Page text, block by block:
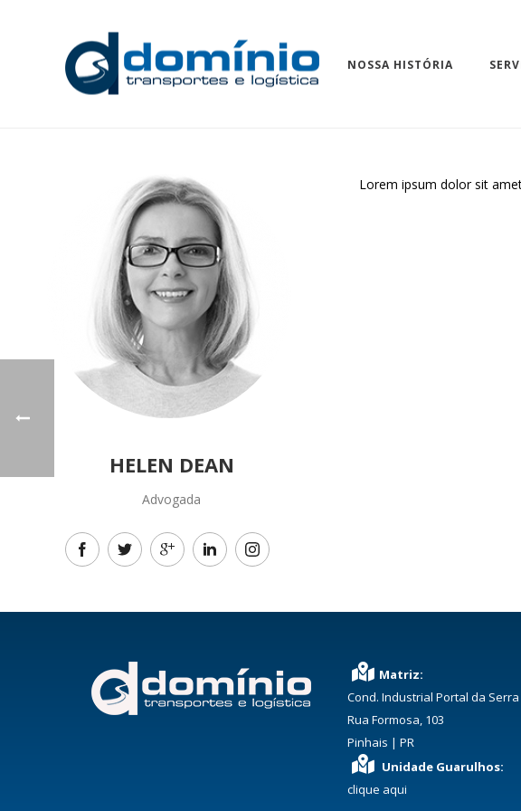
NOSSA HISTÓRIA
HELEN DEAN
Advogada
Lorem ipsum dolor sit
Matriz:
Cond. Industrial Portal da Serra
Rua Formosa, 103
Pinhais | PR
Unidade Guarulhos:
clique aqui